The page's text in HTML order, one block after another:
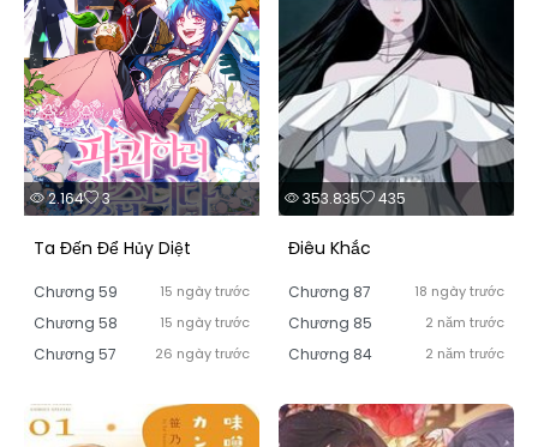
2.164 3
Ta Đến Để Hủy Diệt
Chương 59 15 ngày trước
Chương 58 15 ngày trước
Chương 57 26 ngày trước
353.835 435
Điêu Khắc
Chương 87 18 ngày trước
Chương 85 2 năm trước
Chương 84 2 năm trước